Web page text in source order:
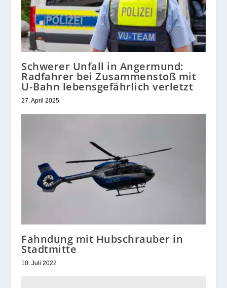
Schwerer Unfall in Angermund:
Radfahrer bei Zusammenstoß mit
U‑Bahn lebensgefährlich verletzt
27. April 2025
Fahndung mit Hubschrauber in
Stadtmitte
10. Juli 2022